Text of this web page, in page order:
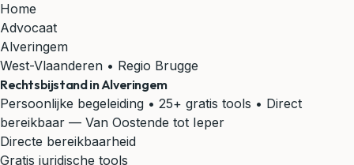
Home
Advocaat
Alveringem
West-Vlaanderen • Regio Brugge
Rechtsbijstand inAlveringem
Persoonlijke begeleiding • 25+ gratis tools • Direct
bereikbaar — Van Oostende tot Ieper
Directe bereikbaarheid
Gratis juridische tools